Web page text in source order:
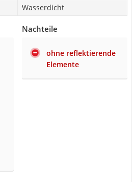
Wasserdicht
Nachteile
ohne reflektierende
Elemente